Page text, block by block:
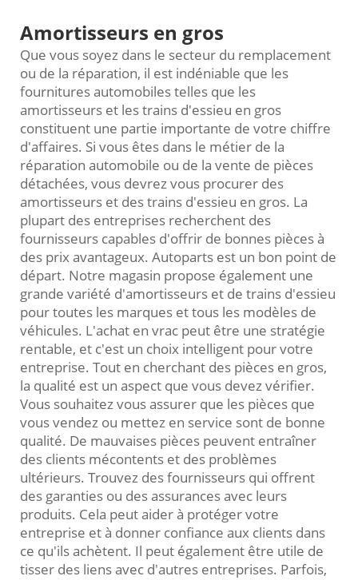
Amortisseurs en gros
Que vous soyez dans le secteur du remplacement
ou de la réparation, il est indéniable que les
fournitures automobiles telles que les
amortisseurs et les trains d'essieu en gros
constituent une partie importante de votre chiffre
d'affaires. Si vous êtes dans le métier de la
réparation automobile ou de la vente de pièces
détachées, vous devrez vous procurer des
amortisseurs et des trains d'essieu en gros. La
plupart des entreprises recherchent des
fournisseurs capables d'offrir de bonnes pièces à
des prix avantageux. Autoparts est un bon point de
départ. Notre magasin propose également une
grande variété d'amortisseurs et de trains d'essieu
pour toutes les marques et tous les modèles de
véhicules. L'achat en vrac peut être une stratégie
rentable, et c'est un choix intelligent pour votre
entreprise. Tout en cherchant des pièces en gros,
la qualité est un aspect que vous devez vérifier.
Vous souhaitez vous assurer que les pièces que
vous vendez ou mettez en service sont de bonne
qualité. De mauvaises pièces peuvent entraîner
des clients mécontents et des problèmes
ultérieurs. Trouvez des fournisseurs qui offrent
des garanties ou des assurances avec leurs
produits. Cela peut aider à protéger votre
entreprise et à donner confiance aux clients dans
ce qu'ils achètent. Il peut également être utile de
tisser des liens avec d'autres entreprises. Parfois,